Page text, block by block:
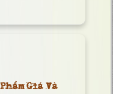
Giá Và